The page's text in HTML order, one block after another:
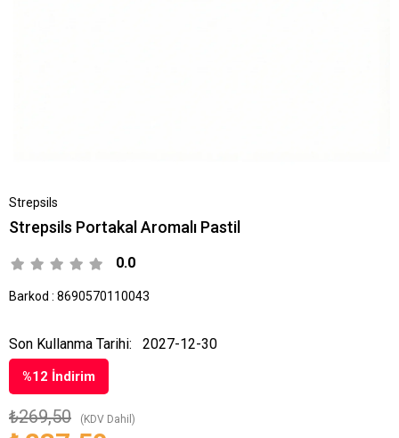
Strepsils
Strepsils Portakal Aromalı Pastil
0.0
Barkod : 8690570110043
%12 İndirim
₺269,50 (KDV Dahil)
Son Kullanma Tarihi: 2027-12-30